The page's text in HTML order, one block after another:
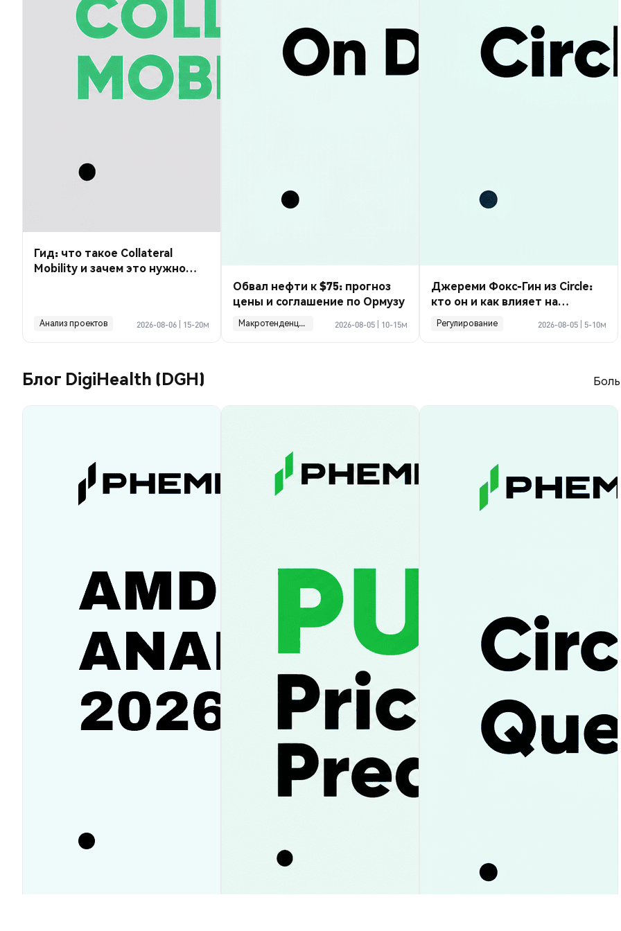
Гид: что такое Collateral
Mobility и зачем это нужно
Анализ проектов 2026-08-06 15-20м
Обвал нефти к $75: прогноз
цены и соглашение по Ормузу
Макротенденции 2026-08-05 10-15м
Джереми Фокс-Гин из Circle:
кто он и как влияет на
финансы компании?
Регулирование 2026-08-05 5-10м
Блог DigiHealth (DGH)